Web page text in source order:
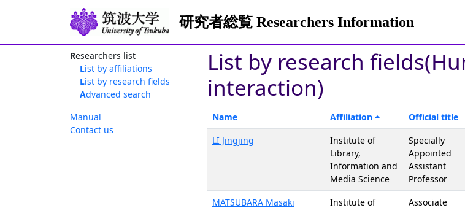
研究者総覧 Researchers Information
Researchers list
List by affiliations
List by research fields
Advanced search
Manual
Contact us
List by research
interaction)
Name Affiliation Official title
LI Jingjing
Institute of
Library,
Information and
Media Science
Specially
Appointed
Assistant
Professor
MATSUBARA Masaki
Institute of
Associate